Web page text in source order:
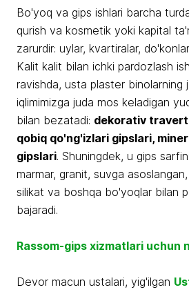
Bo'yoq va gips ishlari barcha
qurish va kosmetik yoki kapital
zarurdir: uylar, kvartiralar,
Kalit kalit bilan ichki pardozlash
ravishda, usta plaster binolarning
iqlimimizga juda mos keladigan
bilan bezatadi: dekorativ
qobiq qo'ng'izlari gipslari,
gipslari. Shuningdek, u gips
marmar, granit, suvga
silikat va boshqa bo'yoqlar bilan
bajaradi.
Rassom-gips xizmatlari uchun
Devor macun ustalari, yig'ilgan